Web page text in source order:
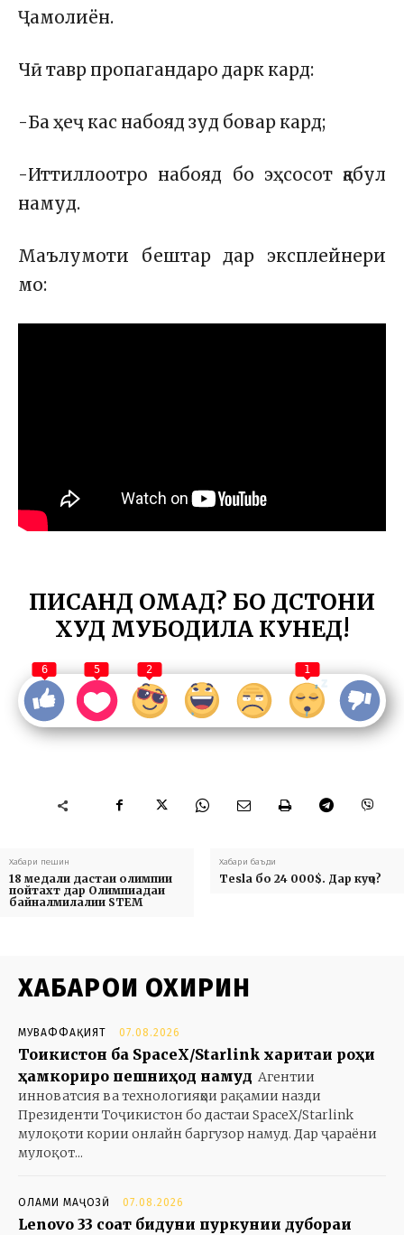
Ҷамолиён.
Чӣ тавр пропагандаро дарк кард:
-Ба ҳеҷ кас набояд зуд бовар кард;
-Иттиллоотро набояд бо эҳсосот қабул
намуд.
Маълумоти бештар дар эксплейнери
мо:
ПИСАНД ОМАД? БО ДӮСТОНИ
ХУД МУБОДИЛА КУНЕД!
6 5 2 1
Хабари пешин
18 медали дастаи олимпии
пойтахт дар Олимпиадаи
байналмилалии STEM
Хабари баъди
Tesla бо 24 000$. Дар куҷо?
ХАБАРҲОИ ОХИРИН
МУВАФФАҚИЯТ 07.08.2026
Тоҷикистон ба SpaceX/Starlink харитаи роҳи
ҳамкориро пешниҳод намуд Агентии
инноватсия ва технологияҳои рақамии назди
Президенти Тоҷикистон бо дастаи SpaceX/Starlink
мулоқоти кории онлайн баргузор намуд. Дар ҷараёни
мулоқот...
ОЛАМИ МАҶОЗӢ 07.08.2026
Lenovo 33 соат бидуни пуркунии дубораи